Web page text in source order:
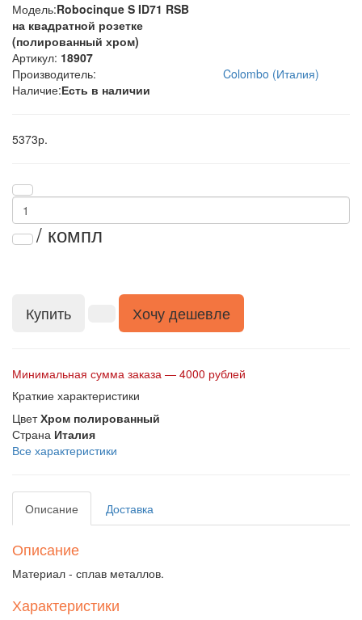
Модель:Robocinque S ID71 RSB
на квадратной розетке
(полированный хром)
Артикул: 18907
Производитель:
Colombo (Италия)
Наличие:Есть в наличии
5373р.
/ компл
Купить Хочу дешевле
Минимальная сумма заказа — 4000 рублей
Краткие характеристики
Цвет Хром полированный
Страна Италия
Все характеристики
Описание Доставка
Описание
Материал - сплав металлов.
Характеристики